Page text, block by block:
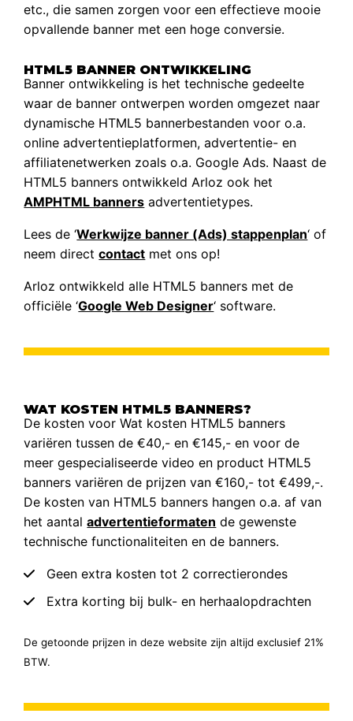
etc., die samen zorgen voor een effectieve mooie
opvallende banner met een hoge conversie.
HTML5 BANNER ONTWIKKELING
Banner ontwikkeling is het technische gedeelte
waar de banner ontwerpen worden omgezet naar
dynamische HTML5 bannerbestanden voor o.a.
online advertentieplatformen, advertentie- en
affiliatenetwerken zoals o.a. Google Ads. Naast de
HTML5 banners ontwikkeld Arloz ook het
AMPHTML banners advertentietypes.
Lees de ‘Werkwijze banner (Ads) stappenplan‘ of
neem directcontact met ons op!
Arloz ontwikkeld alle HTML5 banners met de
officiële ‘Google Web Designer‘ software.
WAT KOSTEN HTML5 BANNERS?
De kosten voor Wat kosten HTML5 banners
variëren tussen de €40,- en €145,- en voor de
meer gespecialiseerde video en product HTML5
banners variëren de prijzen van €160,- tot €499,-.
De kosten van HTML5 banners hangen o.a. af van
het aantaladvertentieformaten de gewenste
technische functionaliteiten en de banners.
Geen extra kosten tot 2 correctierondes
Extra korting bij bulk- en herhaalopdrachten
De getoonde prijzen in deze website zijn altijd exclusief 21%
BTW.